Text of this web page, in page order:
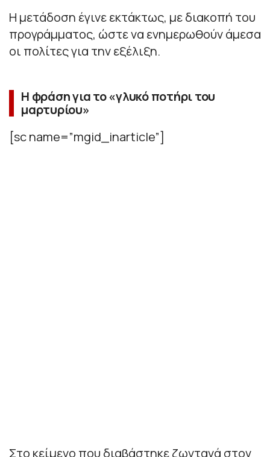
Η μετάδοση έγινε εκτάκτως, με διακοπή του
προγράμματος, ώστε να ενημερωθούν άμεσα
οι πολίτες για την εξέλιξη.
Η φράση για το «γλυκό ποτήρι του
μαρτυρίου»
[sc name=”mgid_inarticle”]
Στο κείμενο που διαβάστηκε ζωντανά στον